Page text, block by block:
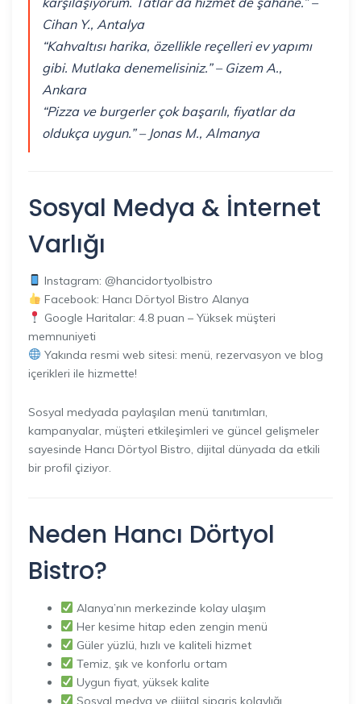
Cihan Y., Antalya
“Kahvaltısı harika, özellikle reçelleri ev yapımı
gibi. Mutlaka denemelisiniz.” – Gizem A.,
Ankara
“Pizza ve burgerler çok başarılı, fiyatlar da
oldukça uygun.” – Jonas M., Almanya
Sosyal Medya & İnternet
Varlığı
Instagram: @hancidortyolbistro
Facebook: Hancı Dörtyol Bistro Alanya
Google Haritalar: 4.8 puan – Yüksek müşteri
memnuniyeti
Yakında resmi web sitesi: menü, rezervasyon ve blog
içerikleri ile hizmette!
Sosyal medyada paylaşılan menü tanıtımları,
kampanyalar, müşteri etkileşimleri ve güncel gelişmeler
sayesinde Hancı Dörtyol Bistro, dijital dünyada da etkili
bir profil çiziyor.
Neden Hancı Dörtyol
Bistro?
Alanya’nın merkezinde kolay ulaşım
Her kesime hitap eden zengin menü
Güler yüzlü, hızlı ve kaliteli hizmet
Temiz, şık ve konforlu ortam
Uygun fiyat, yüksek kalite
Sosyal medya ve dijital sipariş kolaylığı